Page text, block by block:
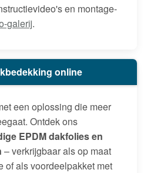
en montage-
galerij.
online
een oplossing die meer
Ontdek ons
EPDM dakfolies en
– verkrijgbaar als op maat
of als voordeelpakket met